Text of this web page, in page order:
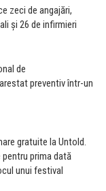
zeci de angajări,
și 26 de infirmieri
de
preventiv într-un
gratuite la Untold.
pentru prima dată
unui festival